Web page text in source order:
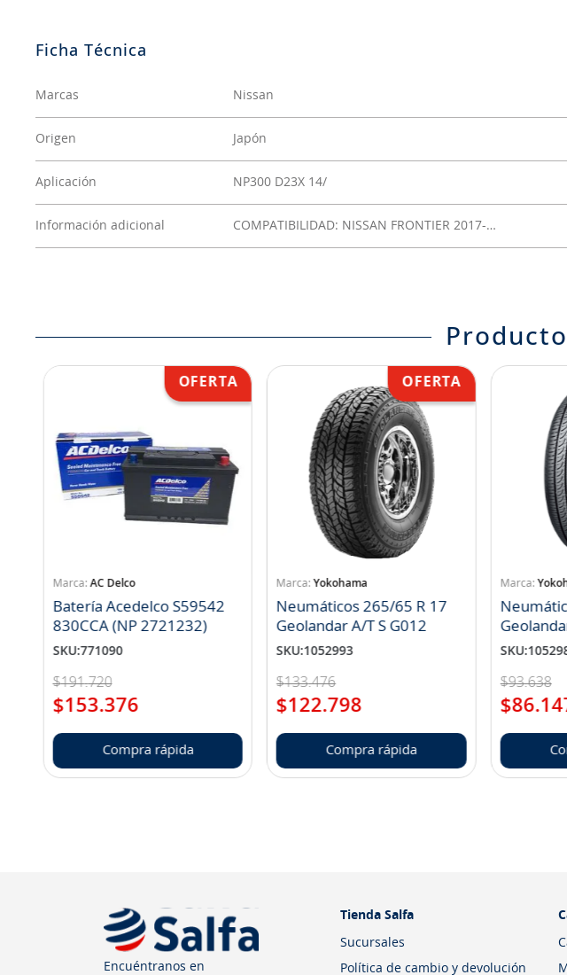
Marcas Nissan
Origen Japón
Aplicación NP300 D23X 14/
Información adicional COMPATIBILIDAD: NISSAN FRONTIER 2017-…
AC Delco
Batería Acedelco S59542
830CCA (NP 2721232)
SKU:771090
$191.720
$153.376
Compra rápida
Yokohama
Neumáticos 265/65 R 17
Geolandar A/T S G012
SKU:1052993
$133.476
$122.798
Compra rápida
SKU:
$93.638
$86.
Encuéntranos en
Tienda Salfa
Sucursales
Política de cambio y devolución